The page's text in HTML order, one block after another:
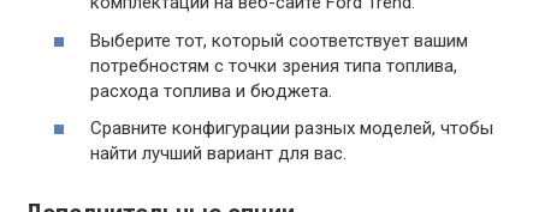
Выберите тот, который соответствует вашим
потребностям с точки зрения типа топлива,
расхода топлива и бюджета.
Сравните конфигурации разных моделей, чтобы
найти лучший вариант для вас.